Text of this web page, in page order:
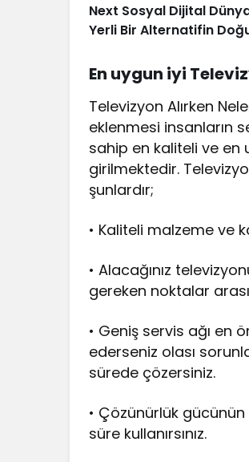
Next Sosyal Dijital
Yerli Bir Alternatifin
En uygun iyi
Televizyon Alırken
eklenmesi insanların
sahip en kaliteli ve en
girilmektedir.
şunlardır;
• Kaliteli malzeme ve
• Alacağınız
gereken noktalar
• Geniş servis ağı en
ederseniz olası
sürede çözersiniz.
• Çözünürlük
süre kullanırsınız.